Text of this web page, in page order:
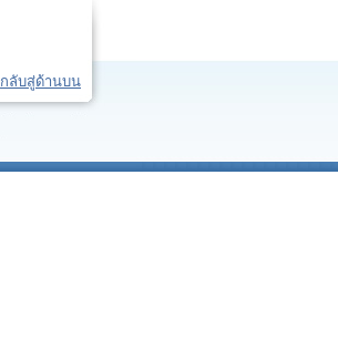
กลับสู่ด้านบน